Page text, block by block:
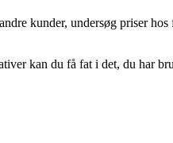
kunder, undersøg priser
kan du få fat i det, du har